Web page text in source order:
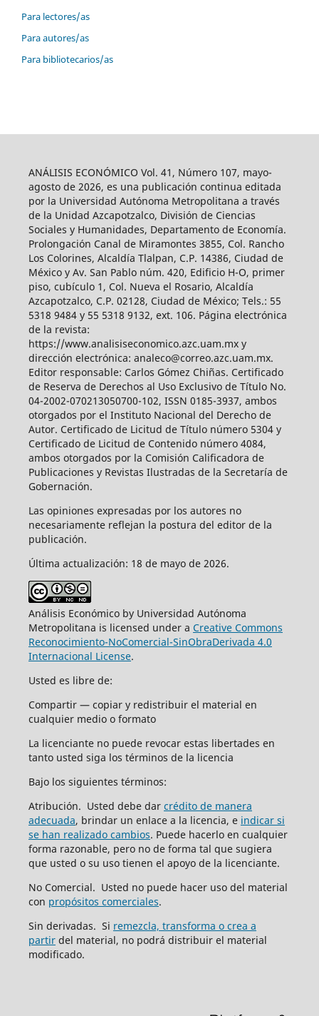
Para lectores/as
Para autores/as
Para bibliotecarios/as
ANÁLISIS ECONÓMICO Vol. 41, Número 107, mayo-
agosto de 2026, es una publicación continua editada
por la Universidad Autónoma Metropolitana a través
de la Unidad Azcapotzalco, División de Ciencias
Sociales y Humanidades, Departamento de Economía.
Prolongación Canal de Miramontes 3855, Col. Rancho
Los Colorines, Alcaldía Tlalpan, C.P. 14386, Ciudad de
México y Av. San Pablo núm. 420, Edificio H-O, primer
piso, cubículo 1, Col. Nueva el Rosario, Alcaldía
Azcapotzalco, C.P. 02128, Ciudad de México; Tels.: 55
5318 9484 y 55 5318 9132, ext. 106. Página electrónica
de la revista:
https://www.analisiseconomico.azc.uam.mx y
dirección electrónica: analeco@correo.azc.uam.mx.
Editor responsable: Carlos Gómez Chiñas. Certificado
de Reserva de Derechos al Uso Exclusivo de Título No.
04-2002-070213050700-102, ISSN 0185-3937, ambos
otorgados por el Instituto Nacional del Derecho de
Autor. Certificado de Licitud de Título número 5304 y
Certificado de Licitud de Contenido número 4084,
ambos otorgados por la Comisión Calificadora de
Publicaciones y Revistas Ilustradas de la Secretaría de
Gobernación.
Las opiniones expresadas por los autores no
necesariamente reflejan la postura del editor de la
publicación.
Última actualización: 18 de mayo de 2026.
Análisis Económico by Universidad Autónoma
Metropolitana is licensed under a Creative Commons
Reconocimiento-NoComercial-SinObraDerivada 4.0
Internacional License.
Usted es libre de:
Compartir — copiar y redistribuir el material en
cualquier medio o formato
La licenciante no puede revocar estas libertades en
tanto usted siga los términos de la licencia
Bajo los siguientes términos:
Atribución. Usted debe dar crédito de manera
adecuada, brindar un enlace a la licencia, e indicar si
se han realizado cambios. Puede hacerlo en cualquier
forma razonable, pero no de forma tal que sugiera
que usted o su uso tienen el apoyo de la licenciante.
No Comercial. Usted no puede hacer uso del material
con propósitos comerciales.
Sin derivadas. Si remezcla, transforma o crea a
partirdel material, no podrá distribuir el material
modificado.